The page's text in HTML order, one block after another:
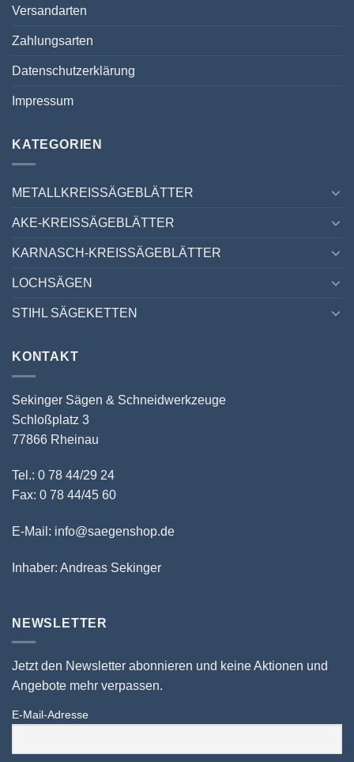
Versandarten
Zahlungsarten
Datenschutzerklärung
Impressum
KATEGORIEN
METALLKREISSÄGEBLÄTTER
AKE-KREISSÄGEBLÄTTER
KARNASCH-KREISSÄGEBLÄTTER
LOCHSÄGEN
STIHL SÄGEKETTEN
KONTAKT
Sekinger Sägen & Schneidwerkzeuge
Schloßplatz 3
77866 Rheinau
Tel.: 0 78 44/29 24
Fax: 0 78 44/45 60
E-Mail: info@saegenshop.de
Inhaber: Andreas Sekinger
NEWSLETTER
Jetzt den Newsletter abonnieren und keine Aktionen und
Angebote mehr verpassen.
E-Mail-Adresse